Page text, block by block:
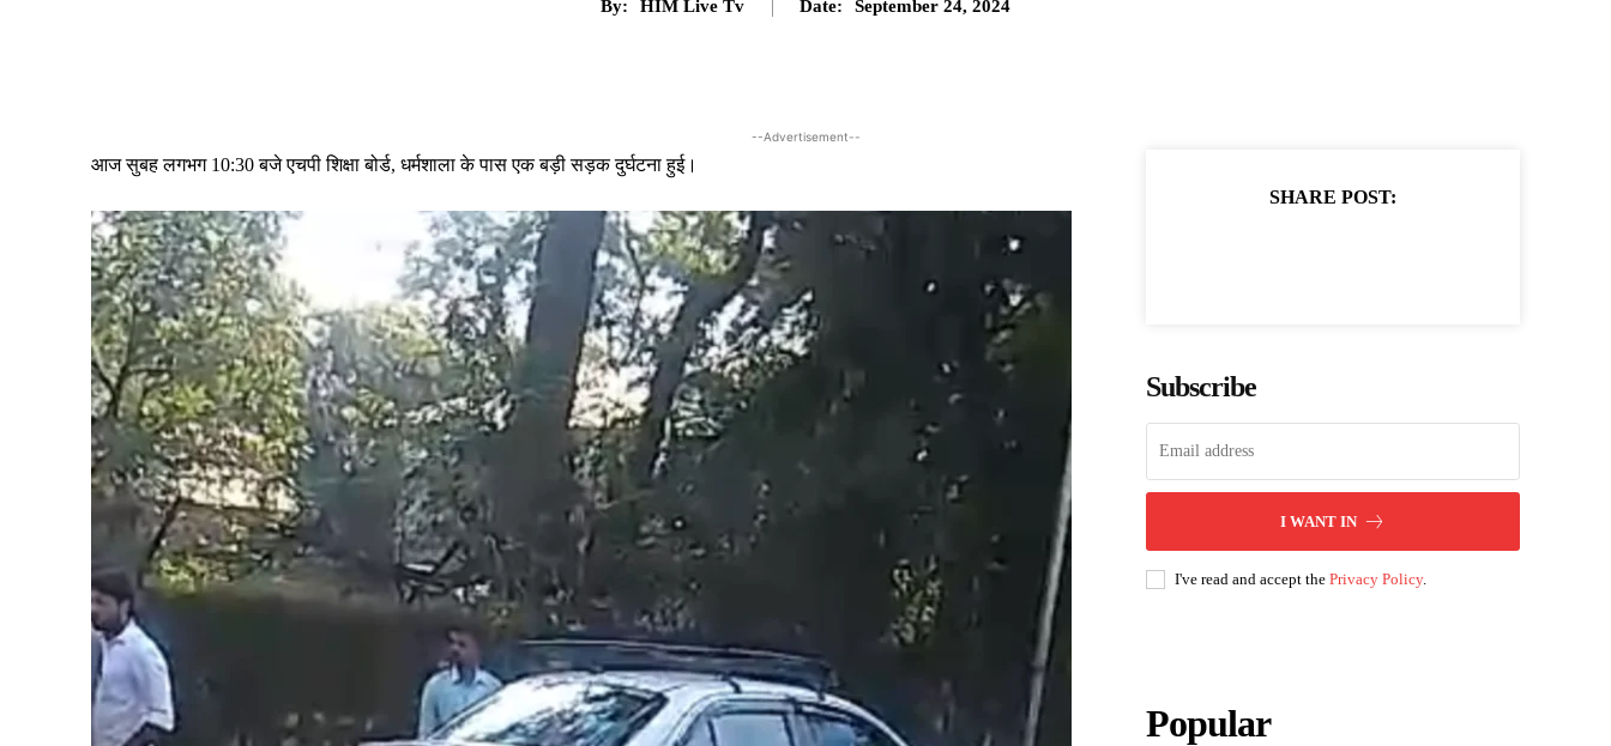
By: HIM Live Tv Date: September 24, 2024
--Advertisement--
आज सुबह लगभग 10:30 बजे एचपी शिक्षा बोर्ड, धर्मशाला के पास एक बड़ी सड़क दुर्घटना हुई।
SHARE POST:
Subscribe
I WANT IN
I've read and accept thePrivacy Policy.
Popular